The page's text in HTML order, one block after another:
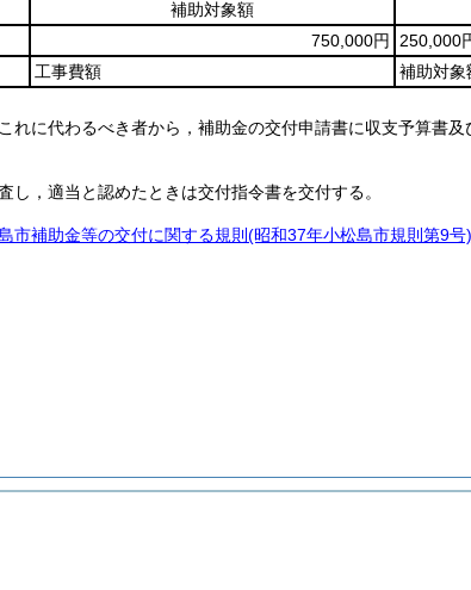
補助対象額
750,000円
250,000
工事費額 補助対象
に代わるべき者から，補助金の交付申請書に収支予算書及
，適当と認めたときは交付指令書を交付する。
市補助金等の交付に関する規則 (昭和37年小松島市規則第9号)